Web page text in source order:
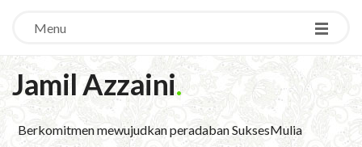
Menu
Jamil Azzaini.
Berkomitmen mewujudkan peradaban SuksesMulia